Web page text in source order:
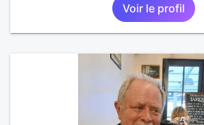
Voir le profil